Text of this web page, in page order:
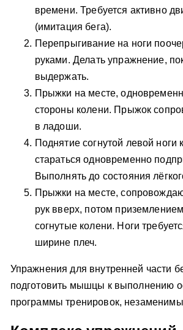
времени. Требуется активно
(имитация бега).
Перепрыгивание на ноги
руками. Делать упражнение,
выдержать.
Прыжки на месте,
стороны колени. Прыжок
в ладоши.
Поднятие согнутой левой ноги
стараться одновременно
Выполнять до состояния
Прыжки на месте,
рук вверх, потом
согнутые колени. Ноги
ширине плеч.
Упражнения для внутренней части
подготовить мышцы к выполнению
программы тренировок,